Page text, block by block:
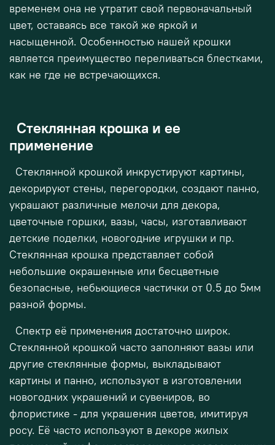
временем она не утратит свой первоначальный
цвет, оставаясь все такой же яркой и
насыщенной. Особенностью нашей крошки
является преимущество переливаться блестками,
как не где не встречающихся.
Стеклянная крошка и ее
применение
Стеклянной крошкой инкрустируют картины,
декорируют стены, перегородки, создают панно,
украшают различные мелочи для декора,
цветочные горшки, вазы, часы, изготавливают
детские поделки, новогодние игрушки и пр.
Стеклянная крошка представляет собой
небольшие окрашенные или бесцветные
безопасные, небьющиеся частички от 0.5 до 5мм
разной формы.
Спектр её применения достаточно широк.
Стеклянной крошкой часто заполняют вазы или
другие стеклянные формы, выкладывают
картины и панно, используют в изготовлении
новогодних украшений и сувениров, во
флористике - для украшения цветов, имитируя
росу. Её часто используют в декоре жилых